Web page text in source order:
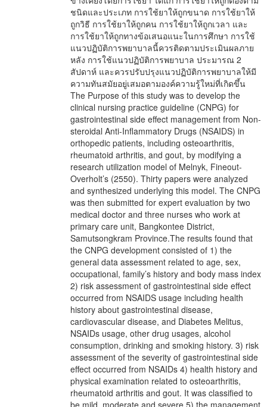
ชนิดและประเภท การใช้ยาให้ถูกขนาด การใช้ยาให้
ถูกวิธี การใช้ยาให้ถูกคน การใช้ยาให้ถูกเวลา และ
การใช้ยาให้ถูกทางข้อเสนอแนะในการศึกษา การใช้
แนวปฏิบัติการพยาบาลนี้ควรติดตามประเมินผลภาย
หลัง การใช้แนวปฏิบัติการพยาบาล ประมารณ 2
สัปดาห์ และควรปรับปรุงแนวปฏิบัติการพยาบาลให้มี
ความทันสมัยอยู่เสมอตามองค์ความรู้ใหม่ที่เกิดขึ้น
The Purpose of this study was to develop the
clinical nursing practice guideline (CNPG) for
gastrointestinal side effect management from Non-
steroidal Anti-Inflammatory Drugs (NSAIDS) in
orthopedic patients, including osteoarthritis,
rheumatoid arthritis, and gout, by modifying a
research utilization model of Melnyk, Fineout-
Overholt’s (2550). Thirty papers were analyzed
and synthesized underlying this model. The CNPG
was then submitted for expert evaluation by two
medical doctor and three nurses who work at
primary care unit, Bangkontee District,
Samutsongkram Province.The results found that
the CNPG development consisted of 1) the
general data assessment related to age, sex,
occupational, family’s history and body mass index
2) risk assessment of gastrointestinal side effect
occurred from NSAIDS usage including health
history about gastrointestinal disease,
cardiovascular disease, and Diabetes Melitus,
NSAIDs usage, other drug usages, alcohol
consumption, drinking and smoking history. 3) risk
assessment of the severity of gastrointestinal side
effect occurred from NSAIDs 4) health history and
physical examination related to osteoarthritis,
rheumatoid arthritis and gout. It was classified to
be mild, moderate and severe 5) the management